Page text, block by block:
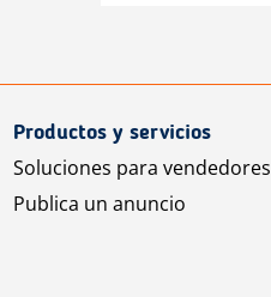
Productos y servicios
Soluciones para vendedores
Publica un anuncio